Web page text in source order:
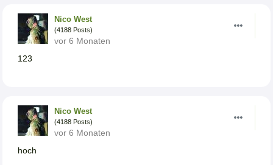
Nico West
(4188 Posts)
vor 6 Monaten
123
Nico West
(4188 Posts)
vor 6 Monaten
hoch